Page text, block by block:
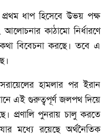
ধাপ হিসেবে উভয় পক্ষ
কাঠামো নির্ধারণে
বিবেচনা করছে। তবে এ
হামলার পর ইরান
এই গুরুত্বপূর্ণ জলপথ দিয়ে
প্রণালি পুনরায় চালু করতে
মধ্যে রয়েছে অর্থনৈতিক